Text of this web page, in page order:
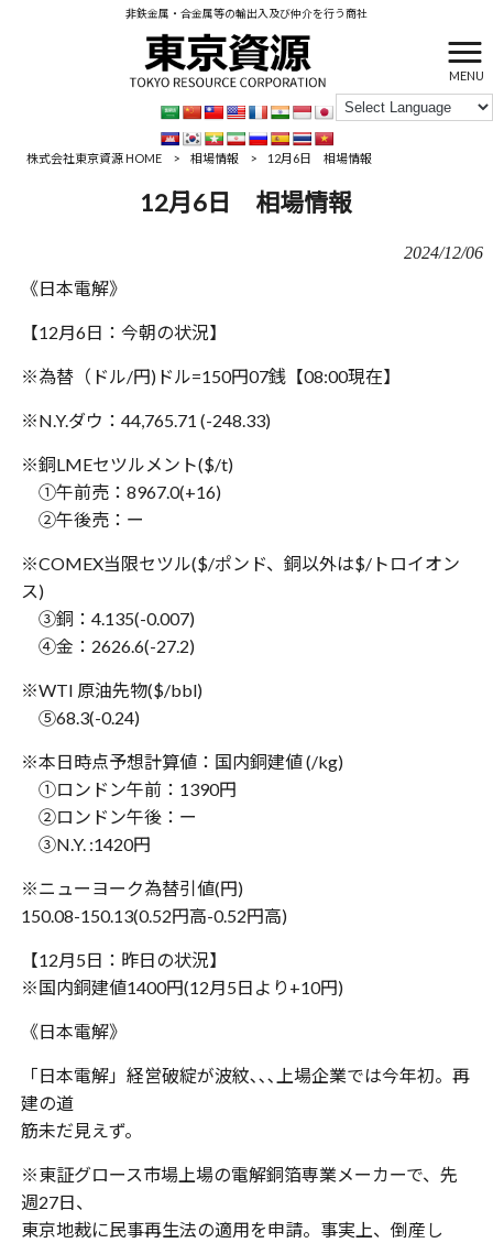
非鉄金属・合金属等の輸出入及び仲介を行う商社
MENU
株式会社東京資源 HOME > 相場情報 > 12月6日 相場情報
12月6日 相場情報
2024/12/06
《日本電解》
【12月6日：今朝の状況】
※為替（ドル/円)ドル=150円07銭【08:00現在】
※N.Y.ダウ：44,765.71 (-248.33)
※銅LMEセツルメント($/t)
①午前売：8967.0(+16)
②午後売：ー
※COMEX当限セツル($/ポンド、銅以外は$/トロイオン
ス)
③銅：4.135(-0.007)
④金：2626.6(-27.2)
※WTI 原油先物($/bbl)
⑤68.3(-0.24)
※本日時点予想計算値：国内銅建値 (/kg)
①ロンドン午前：1390円
②ロンドン午後：ー
③N.Y. :1420円
※ニューヨーク為替引値(円)
150.08-150.13(0.52円高-0.52円高)
【12月5日：昨日の状況】
※国内銅建値1400円(12月5日より+10円)
《日本電解》
「日本電解」経営破綻が波紋､､､上場企業では今年初。再
建の道
筋未だ見えず。
※東証グロース市場上場の電解銅箔専業メーカーで、先
週27日、
東京地裁に民事再生法の適用を申請。事実上、倒産し